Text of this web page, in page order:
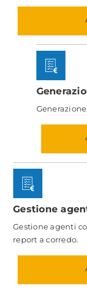
Gestione
Gestione agenti
report a corredo.